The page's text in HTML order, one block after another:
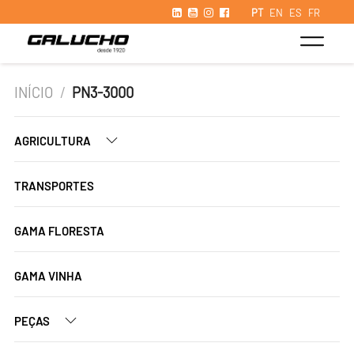
PT EN ES FR
INÍCIO / PN3-3000
AGRICULTURA
TRANSPORTES
GAMA FLORESTA
GAMA VINHA
PEÇAS